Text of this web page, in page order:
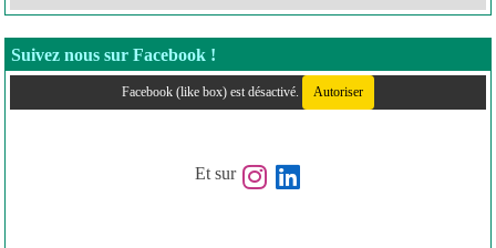
Suivez nous sur Facebook !
Facebook (like box) est désactivé. Autoriser
Et sur